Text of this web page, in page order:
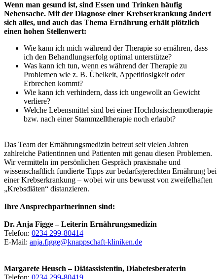
Wenn man gesund ist, sind Essen und Trinken häufig
Nebensache. Mit der Diagnose einer Krebserkrankung ändert
sich alles, und auch das Thema Ernährung erhält plötzlich
einen hohen Stellenwert:
Wie kann ich mich während der Therapie so ernähren, dass
ich den Behandlungserfolg optimal unterstütze?
Was kann ich tun, wenn es während der Therapie zu
Problemen wie z. B. Übelkeit, Appetitlosigkeit oder
Erbrechen kommt?
Wie kann ich verhindern, dass ich ungewollt an Gewicht
verliere?
Welche Lebensmittel sind bei einer Hochdosischemotherapie
bzw. nach einer Stammzelltherapie noch erlaubt?
Das Team der Ernährungsmedizin betreut seit vielen Jahren
zahlreiche Patientinnen und Patienten mit genau diesen Problemen.
Wir vermitteln im persönlichen Gespräch praxisnahe und
wissenschaftlich fundierte Tipps zur bedarfsgerechten Ernährung bei
einer Krebserkrankung – wobei wir uns bewusst von zweifelhaften
„Krebsdiäten“ distanzieren.
Ihre Ansprechpartnerinnen sind:
Dr. Anja Figge – Leiterin Ernährungsmedizin
Telefon: 0234 299-80414
E-Mail: anja.figge@knappschaft-kliniken.de
Margarete Heusch – Diätassistentin, Diabetesberaterin